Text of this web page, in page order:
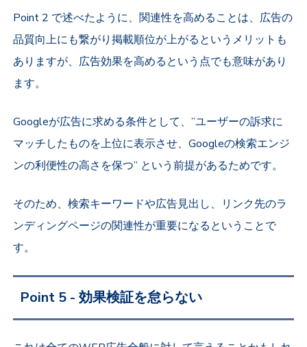
Point 2 で述べたように、関連性を高めることは、広告の
品質向上にも繋がり掲載順位が上がるというメリットも
ありますが、広告効果を高めるという点でも意味があり
ます。
Googleが広告に求める条件として、”ユーザーの訴求に
マッチしたものを上位に表示させ、Googleの検索エンジ
ンの利便性の高さを保つ” という前提があるためです。
そのため、検索キーワードや広告見出し、リンク先のラ
ンディングページの関連性が重要になるということで
す。
Point 5 - 効果検証を怠らない